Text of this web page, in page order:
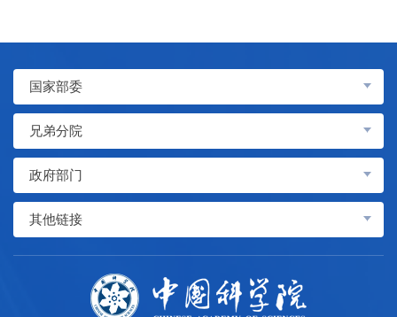
国家部委
兄弟分院
政府部门
其他链接